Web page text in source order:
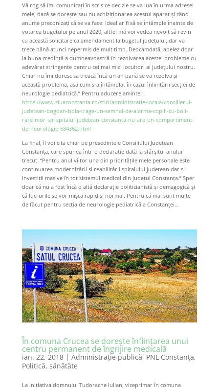
Vă rog să îmi comunicați în scris ce decizie se va lua în urma adresei
mele, dacă se dorește sau nu achiziționarea acestui aparat și când
anume preconizați că se va face. Ideal ar fi să se întâmple înainte de
votarea bugetului pe anul 2020, altfel mă voi vedea nevoit să revin
cu această solicitare ca amendament la bugetul județului, dar va
trece până atunci nepermis de mult timp. Deocamdată, apelez doar
la buna credință a dumneavoastră în rezolvarea acestei probleme cu
adevărat stringente pentru cei mai mici locuitori ai județului nostru.
Chiar nu îmi doresc sa treacă încă un an pană se va rezolva și
această problema, asa cum s-a întâmplat în cazul înființării secției de
neurologie pediatrică.” Pentru aducere aminte:
https://www.ziuaconstanta.ro/stiri/administratie-locala/consilierul-
judetean-bogdan-bola-trage-un-semnal-de-alarma-copiii-cu-boli-
rare-mor-iar-spitalul-judetean-constanta-nu-are-un-compartiment-
de-neurologie-684362.html
La final, îl voi cita chiar pe președintele Consiliului Județean
Constanța, care spunea într-o declarație dată la sfârșitul anului
trecut: “Pentru anul viitor una din prioritățile mele personale este
continuarea modernizării și reabilitării spitalului județean dar și
investiții masive în tot sistemul medical din județul Constanța.” Sper
doar că nu a fost încă o altă declarație politicianistă și demagogică și
că lucrurile se vor mișca rapid și normal. Pentru că mai sunt multe
de făcut pentru secția de neurologie pediatrică a Constanței…
În comuna Crucea se dorește înființarea unui
centru permanent de îngrijire medicală
ian. 22, 2018| Administraţie publică, PNL Constanţa,
Politică, sănătăte
La inițiativa domnului Tudorache Iulian, viceprimar în comuna